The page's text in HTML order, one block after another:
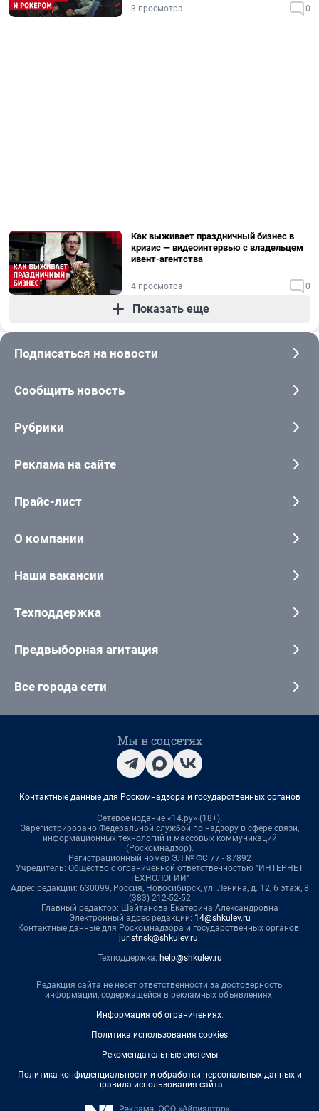
3 просмотра 0
Как выживает праздничный бизнес в
кризис — видеоинтервью с владельцем
ивент-агентства
4 просмотра 0
Показать еще
Подписаться на новости
Сообщить новость
Рубрики
Реклама на сайте
Прайс-лист
О компании
Наши вакансии
Техподдержка
Предвыборная агитация
Все города сети
Мы в соцсетях
Контактные данные для Роскомнадзора и государственных органов
Сетевое издание «14.ру» (18+).
Зарегистрировано Федеральной службой по надзору в сфере связи,
информационных технологий и массовых коммуникаций
(Роскомнадзор).
Регистрационный номер ЭЛ № ФС 77 - 87892
Учредитель: Общество с ограниченной ответственностью "ИНТЕРНЕТ
ТЕХНОЛОГИИ"
Адрес редакции: 630099, Россия, Новосибирск, ул. Ленина, д. 12, 6 этаж, 8
(383) 212-52-52
Главный редактор: Шайтанова Екатерина Александровна
Электронный адрес редакции: 14@shkulev.ru
Контактные данные для Роскомнадзора и государственных органов:
juristnsk@shkulev.ru.
Техподдержка: help@shkulev.ru
Редакция сайта не несет ответственности за достоверность
информации, содержащейся в рекламных объявлениях.
Информация об ограничениях.
Политика использования cookies
Рекомендательные системы
Политика конфиденциальности и обработки персональных данных и
правила использования сайта